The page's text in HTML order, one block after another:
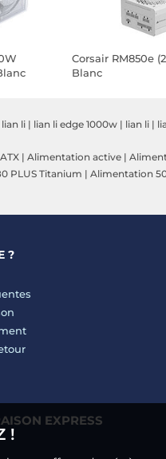
Corsair RM850e
Blanc
li | lian li edge 1000w | lian li |
| Alimentation active |
PLUS Titanium | Alimentation
?
EXPRESS
!